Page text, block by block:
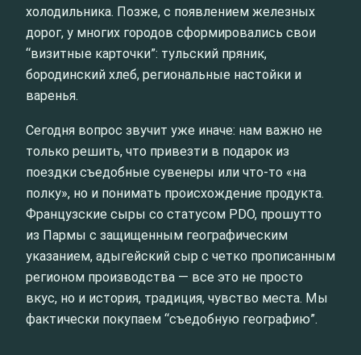
холодильника. Позже, с появлением железных
дорог, у многих городов сформировались свои
“визитные карточки”: тульский пряник,
бородинский хлеб, региональные настойки и
варенья.
Сегодня вопрос звучит уже иначе: нам важно не
только решить, что привезти в подарок из
поездки съедобные сувенеры или что-то «на
полку», но и понимать происхождение продукта.
Французские сыры со статусом PDO, прошутто
из Пармы с защищенным географическим
указанием, адыгейский сыр с четко прописанным
регионом производства — все это не просто
вкус, но и история, традиция, чувство места. Мы
фактически покупаем “съедобную географию”.